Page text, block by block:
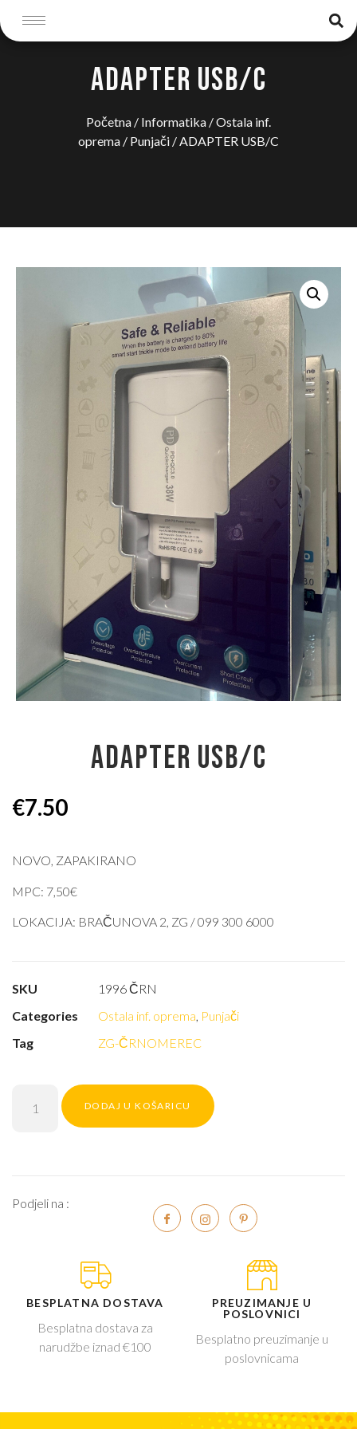
ADAPTER USB/C
Početna / Informatika /Ostala inf.
oprema / Punjači / ADAPTER USB/C
ADAPTER USB/C
€7.50
NOVO, ZAPAKIRANO
MPC: 7,50€
LOKACIJA: BRAČUNOVA 2, ZG / 099 300 6000
SKU
1996 ČRN
Categories
Ostala inf. oprema Punjači
Tag
ZG-ČRNOMEREC
DODAJ U KOŠARICU
Podjeli na :
BESPLATNA DOSTAVA
Besplatna dostava za
narudžbe iznad €100
PREUZIMANJE U
POSLOVNICI
Besplatno preuzimanje u
poslovnicama